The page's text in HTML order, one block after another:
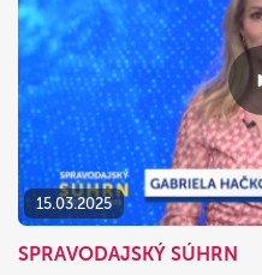
15.03.2025
SPRAVODAJSKÝ SÚHRN